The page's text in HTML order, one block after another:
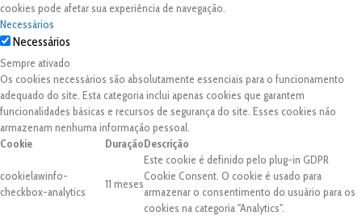
cookies pode afetar sua experiência de navegação.
Necessários
Necessários
Sempre ativado
Os cookies necessários são absolutamente essenciais para o funcionamento
adequado do site. Esta categoria inclui apenas cookies que garantem
funcionalidades básicas e recursos de segurança do site. Esses cookies não
armazenam nenhuma informação pessoal.
Cookie
DuraçãoDescrição
cookielawinfo-
checkbox-analytics
11 meses
Este cookie é definido pelo plug-in GDPR
Cookie Consent. O cookie é usado para
armazenar o consentimento do usuário para os
cookies na categoria "Analytics".